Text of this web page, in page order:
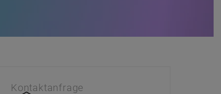
Kontaktanfrage